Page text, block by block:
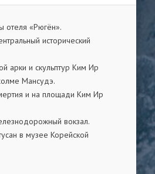
отеля «Рюгён».
исторический
арки и скульптур Ким Ир
Мансудэ.
и на площади Ким Ир
вокзал.
в музее Корейской